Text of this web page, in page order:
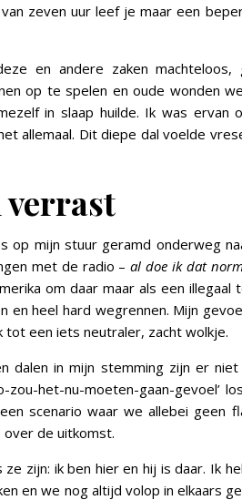
zeven uur leef je maar een
en andere zaken
op te spelen en oude wonden
in slaap huilde. Ik was
allemaal. Dit diepe dal voelde
verrast
op mijn stuur geramd onderweg
met de radio –al doe ik dat
om daar maar als een
en heel hard wegrennen. Mijn
een iets neutraler, zacht wolkje.
dalen in mijn stemming zijn er
zou-het-nu-moeten-gaan-gevoel’
scenario waar we allebei geen
de uitkomst.
zijn: ik ben hier en hij is daar. Ik
en we nog altijd volop in elkaars